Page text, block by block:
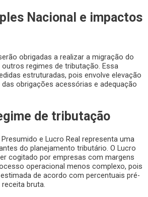
Nacional e impactos
obrigadas a realizar a migração do
regimes de tributação. Essa
estruturadas, pois envolve elevação
obrigações acessórias e adequação
de tributação
e Lucro Real representa uma
do planejamento tributário. O Lucro
cogitado por empresas com margens
operacional menos complexo, pois
de acordo com percentuais pré-
bruta.